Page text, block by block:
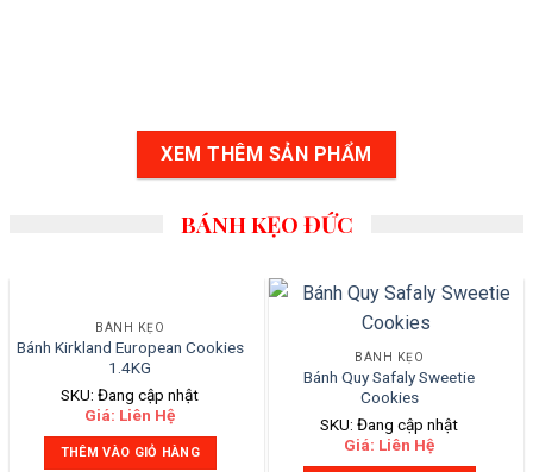
XEM THÊM SẢN PHẨM
BÁNH KẸO ĐỨC
BÁNH KẸO
Bánh Kirkland European Cookies
1.4KG
SKU: Đang cập nhật
Giá: Liên Hệ
THÊM VÀO GIỎ HÀNG
BÁNH KẸO
Bánh Quy Safaly Sweetie
Cookies
SKU: Đang cập nhật
Giá: Liên Hệ